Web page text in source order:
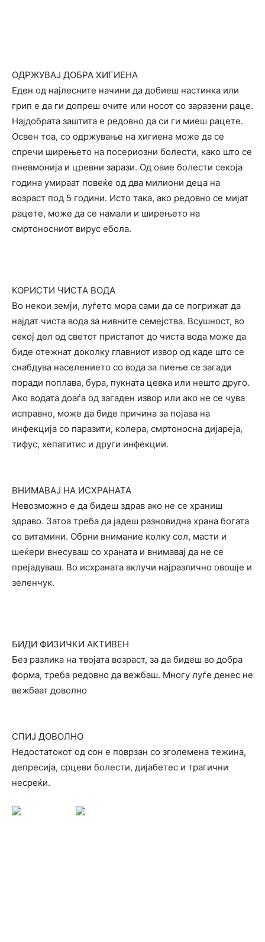
ОДРЖУВАЈ ДОБРА ХИГИЕНА
Еден од најлесните начини да добиеш настинка или
грип е да ги допреш очите или носот со заразени раце.
Најдобрата заштита е редовно да си ги миеш рацете.
Освен тоа, со одржување на хигиена може да се
спречи ширењето на посериозни болести, како што се
пневмонија и цревни зарази. Од овие болести секоја
година умираат повеќе од два милиони деца на
возраст под 5 години. Исто така, ако редовно се мијат
рацете, може да се намали и ширењето на
смртоносниот вирус ебола.
КОРИСТИ ЧИСТА ВОДА
Во некои земји, луѓето мора сами да се погрижат да
најдат чиста вода за нивните семејства. Всушност, во
секој дел од светот пристапот до чиста вода може да
биде отежнат доколку главниот извор од каде што се
снабдува населението со вода за пиење се загади
поради поплава, бура, пукната цевка или нешто друго.
Ако водата доаѓа од загаден извор или ако не се чува
исправно, може да биде причина за појава на
инфекција со паразити, колера, смртоносна дијареја,
тифус, хепатитис и други инфекции.
ВНИМАВАЈ НА ИСХРАНАТА
Невозможно е да бидеш здрав ако не се храниш
здраво. Затоа треба да јадеш разновидна храна богата
со витамини. Обрни внимание колку сол, масти и
шеќери внесуваш со храната и внимавај да не се
прејадуваш. Во исхраната вклучи најразлично овошје и
зеленчук.
БИДИ ФИЗИЧКИ АКТИВЕН
Без разлика на твојата возраст, за да бидеш во добра
форма, треба редовно да вежбаш. Многу луѓе денес не
вежбаат доволно
СПИЈ ДОВОЛНО
Недостатокот од сон е поврзан со зголемена тежина,
депресија, срцеви болести, дијабетес и трагични
несреќи.